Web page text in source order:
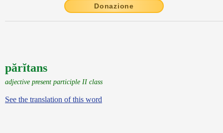
Donazione
părĭtans
adjective present participle II class
See the translation of this word